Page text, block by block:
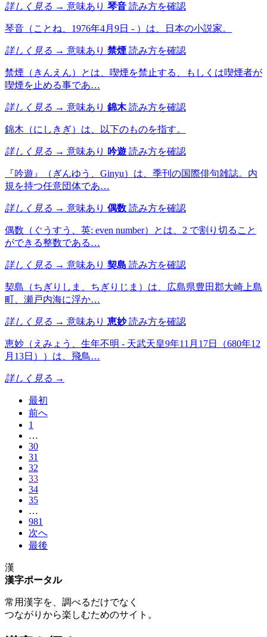
詳しく見る → 意味あり 琴音 読み方を確認
琴音（ことね、1976年4月9日 - ）は、日本の小説家。
詳しく見る → 意味あり 禁煙 読み方を確認
禁煙（きんえん）とは、喫煙を禁止する、もしくは喫煙者が
喫煙を止める事であ…
詳しく見る → 意味あり 錦木 読み方を確認
錦木（にしきぎ）は、以下のものを指す。
詳しく見る → 意味あり 吟遊 読み方を確認
『吟遊』（ぎんゆう、Ginyu）は、季刊の国際俳句雑誌。内
規を持つ任意団体であ…
詳しく見る → 意味あり 偶数 読み方を確認
偶数（ぐうすう、英: even number）とは、2 で割り切ること
ができる整数である…
詳しく見る → 意味あり 契島 読み方を確認
契島（ちぎりしま、ちぎりじま）は、広島県豊田郡大崎上島
町、瀬戸内海に浮か…
詳しく見る → 意味あり 恵妙 読み方を確認
恵妙（えみょう、生年不明 - 天武天皇9年11月17日（680年12
月13日））は、飛鳥…
詳しく見る →
最初
前へ
1
…
30
31
32
33
34
35
…
981
次へ
最後
漢
漢字ポータル
常用漢字を、調べるだけでなく
つながりから楽しむためのサイト。